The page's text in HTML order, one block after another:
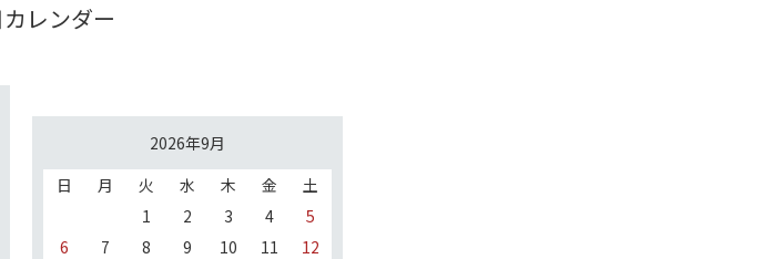
レンダー
2026年9月
日
月 火 水 木 金
土
1
2 3 4
5
6
7 8 9 10 11
12